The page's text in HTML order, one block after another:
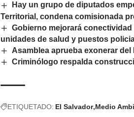
Hay un grupo de diputados
Territorial, condena comisionada
Gobierno mejorará
unidades de salud y puestos
Asamblea aprueba exonerar
Criminólogo respalda
ETIQUETADO: El Salvador Medio